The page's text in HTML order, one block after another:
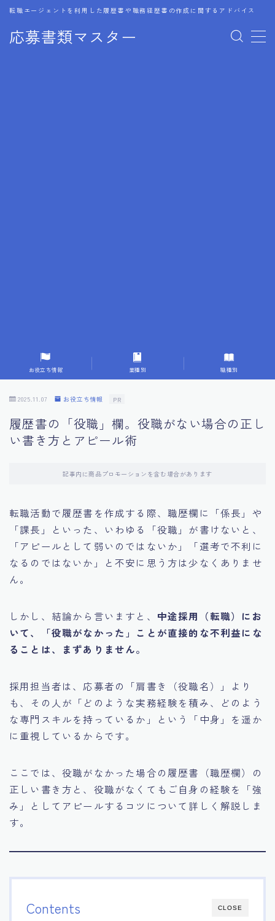
応募書類マスター
転職エージェントを利用した履歴書や職務経歴書の作成に関するアドバイス
MENU
9.転職成功者の事例分析とアドバイス
10.面接官に好印象を与える方法
11.キャリアアップを目指す人の応募書類
14.デジタル化やAIの進化がもたらす影響
お役立ち情報 業種別 職種別
2025.11.07 お役立ち情報 PR
履歴書の「役職」欄。役職がない場合の正し
い書き方とアピール術
記事内に商品プロモーションを含む場合があります
転職活動で履歴書を作成する際、職歴欄に「係長」や
「課長」といった、いわゆる「役職」が書けないと、
「アピールとして弱いのではないか」「選考で不利に
なるのではないか」と不安に思う方は少なくありませ
ん。
しかし、結論から言いますと、 中途採用（転職）にお
いて、「役職がなかった」ことが直接的な不利益にな
ることは、まずありません。
採用担当者は、応募者の「肩書き（役職名）」より
も、その人が「どのような実務経験を積み、どのよう
な専門スキルを持っているか」という「中身」を遥か
に重視しているからです。
ここでは、役職がなかった場合の履歴書（職歴欄）の
正しい書き方と、役職がなくてもご自身の経験を「強
み」としてアピールするコツについて詳しく解説しま
す。
CLOSE
Contents